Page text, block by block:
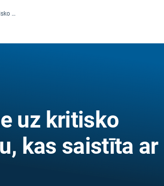
Klimata pārmaiņu ietekme uz kritisko enerģētikas infrastruktūru, kas saistīta ar aizsardzību
uz kritisko
kas saistīta ar